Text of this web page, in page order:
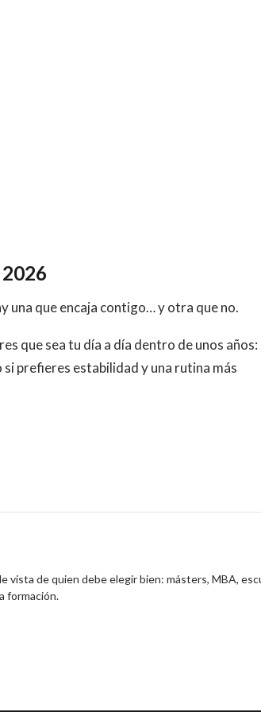
una que encaja contigo… y otra que no.
que sea tu día a día dentro de unos años:
prefieres estabilidad y una rutina más
vista de quien debe elegir bien: másters, MBA,
formación.